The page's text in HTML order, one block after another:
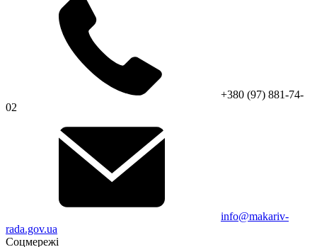
+380 (97) 881-74-
02
info@makariv-
rada.gov.ua
Соцмережі